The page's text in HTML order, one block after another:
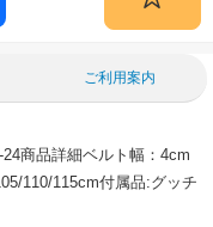
ご利用案内
商品詳細ベルト幅：4cm
110/115cm付属品:グッチ